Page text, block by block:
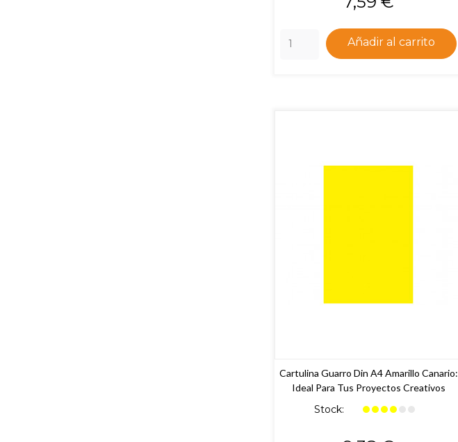
Añadir al carrito
Cartulina Guarro Din A4 Amarillo Canario:
Ideal Para Tus Proyectos Creativos
Stock: